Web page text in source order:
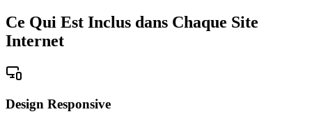
Ce Qui Est Inclus dans Chaque Site
Internet
Design Responsive